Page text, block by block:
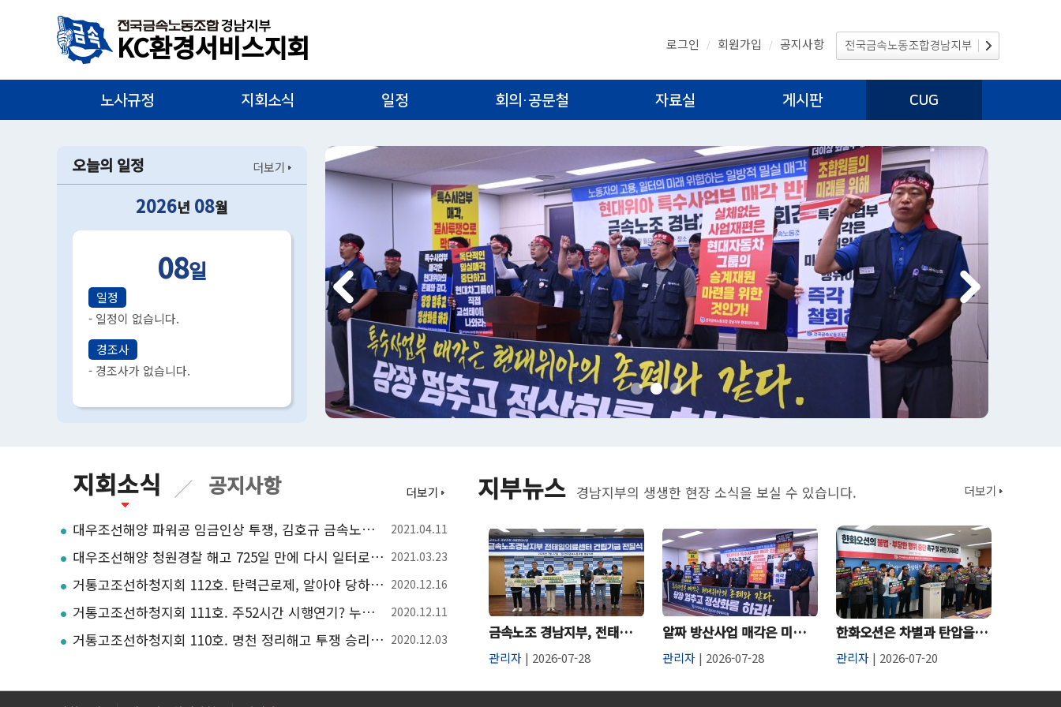
KC환경서비스지회 로그인 / 회원가입 / 공지사항
노사규정 지회소식 일정 회의·공문철 자료실 게시판 CUG
오늘의 일정 더보기
2026년 08월
08일
일정
- 일정이 없습니다.
경조사
- 경조사가 없습니다.
지회소식
대우조선해양 파워공 임금인상 투쟁, 김호규 금속노조위원장 나선다 2021.04.11
대우조선해양 청원경찰 해고 725일 만에 다시 일터로. 거통고조선하청지회 2021.03.23
거통고조선하청지회 112호. 탄력근로제, 알아야 당하지 않는다 2020.12.16
거통고조선하청지회 111호. 주52시간 시행연기? 누구 좋으라고 2020.12.11
거통고조선하청지회 110호. 명천 정리해고 투쟁 승리. 노동부 영안기업 직장내 괴롭힘 확인 2020.12.03
더보기
공지사항 지부뉴스 경남지부의 생생한 현장 소식을 보실 수 있습니다. 더보기
금속노조 경남지부, 전태일의료센터 건립기금 2천만원 전달
관리자 | 2026-07-28
알짜 방산사업 매각은 미래 포기…현대위아 밀실 매각 즉각 철회해야
관리자 | 2026-07-28
한화오션은 차별과 탄압을 중단하라
관리자 | 2026-07-20